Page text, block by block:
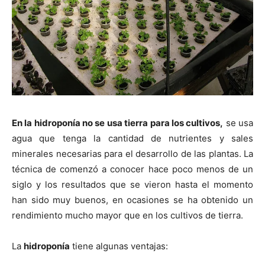
En la hidroponía no se usa tierra para los cultivos, se usa
agua que tenga la cantidad de nutrientes y sales
minerales necesarias para el desarrollo de las plantas. La
técnica de comenzó a conocer hace poco menos de un
siglo y los resultados que se vieron hasta el momento
han sido muy buenos, en ocasiones se ha obtenido un
rendimiento mucho mayor que en los cultivos de tierra.
La hidroponía tiene algunas ventajas: